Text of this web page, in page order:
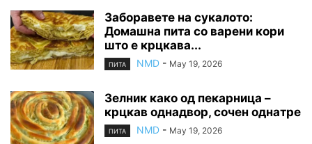
Заборавете на сyкалото:
Домашна пита со варени кори
што е крцкава...
ПИТА NMD - May 19, 2026
Зелник како од пекарница –
крцкав однадвор, сочен однатре
ПИТА NMD - May 19, 2026